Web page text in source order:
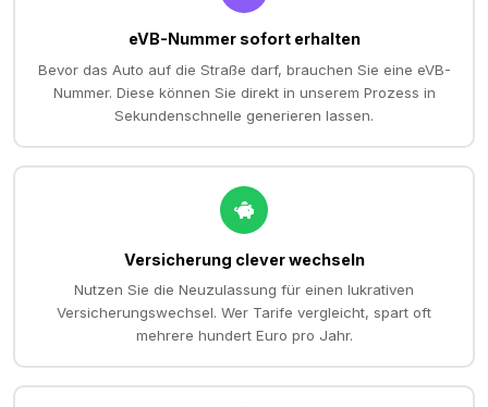
eVB-Nummer sofort erhalten
Bevor das Auto auf die Straße darf, brauchen Sie eine eVB-
Nummer. Diese können Sie direkt in unserem Prozess in
Sekundenschnelle generieren lassen.
Versicherung clever wechseln
Nutzen Sie die Neuzulassung für einen lukrativen
Versicherungswechsel. Wer Tarife vergleicht, spart oft
mehrere hundert Euro pro Jahr.